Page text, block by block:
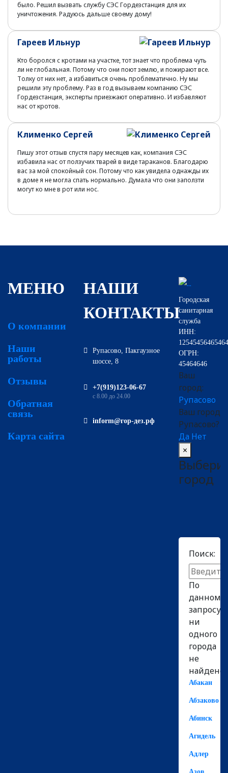
было. Решил вызвать службу СЭС Гордезстанция для их
уничтожения. Радуюсь дальше своему дому!
Гареев Ильнур
Кто боролся с кротами на участке, тот знает что проблема чуть
ли не глобальная. Потому что они поют землю, и пожирают все.
Толку от них нет, а избавиться очень проблематично. Ну мы
решили эту проблему. Раз в год вызываем компанию СЭС
Гордезстанция, эксперты приезжают оперативно. И избавляют
нас от кротов.
Клименко Сергей
Пишу этот отзыв спустя пару месяцев как, компания СЭС
избавила нас от ползучих тварей в виде тараканов. Благодарю
вас за мой спокойный сон. Потому что как увидела однажды их
в доме я не могла спать нормально. Думала что они заползти
могут ко мне в рот или нос.
МЕНЮ
О компании
Наши
работы
Отзывы
Обратная
связь
Карта сайта
НАШИ
КОНТАКТЫ
Рупасово, Пакгаузное
шоссе, 8
‪+7(919)123-06-67‬‬
с 8.00 до 24.00
inform@гор-дез.рф
Городская
санитарная
служба
ИНН:
ОГРН:
45464646
Ваш
город:
Рупасово
Ваш город
Рупасово?
Да Нет
×
город
Поиск:
По
данному
запросу
ни
одного
города
не
найдено!
Абакан
Абзаково
Абинск
Агидель
Адлер